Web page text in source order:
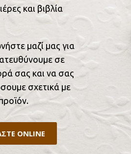
και βιβλία
μαζί μας για
σε
σας και να σας
σχετικά με
ONLINE